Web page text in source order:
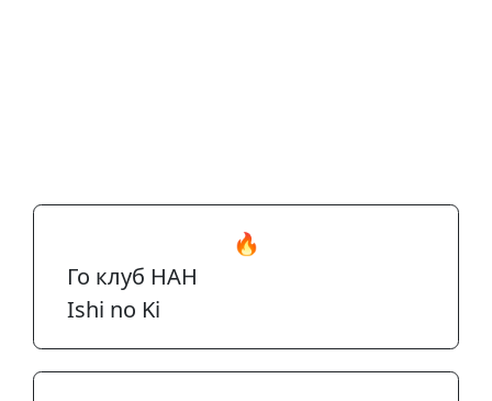
🔥
Го клуб НАН
Ishi no Ki